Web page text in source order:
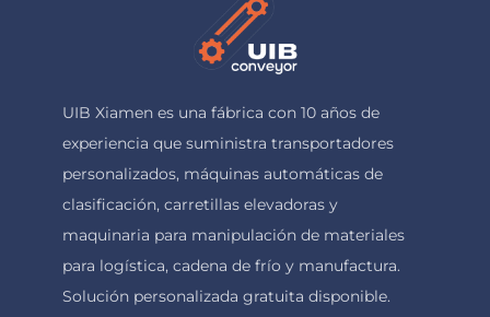
UIB Xiamen es una fábrica con 10 años de
experiencia que suministra transportadores
personalizados, máquinas automáticas de
clasificación, carretillas elevadoras y
maquinaria para manipulación de materiales
para logística, cadena de frío y manufactura.
Solución personalizada gratuita disponible.